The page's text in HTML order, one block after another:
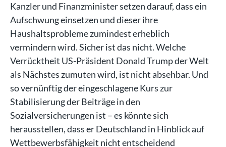
Kanzler und Finanzminister setzen darauf, dass ein
Aufschwung einsetzen und dieser ihre
Haushaltsprobleme zumindest erheblich
vermindern wird. Sicher ist das nicht. Welche
Verrücktheit US-Präsident Donald Trump der Welt
als Nächstes zumuten wird, ist nicht absehbar. Und
so vernünftig der eingeschlagene Kurs zur
Stabilisierung der Beiträge in den
Sozialversicherungen ist – es könnte sich
herausstellen, dass er Deutschland in Hinblick auf
Wettbewerbsfähigkeit nicht entscheidend